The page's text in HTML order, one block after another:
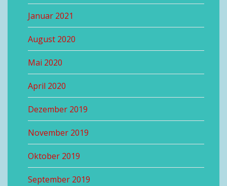
Januar 2021
August 2020
Mai 2020
April 2020
Dezember 2019
November 2019
Oktober 2019
September 2019